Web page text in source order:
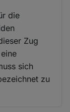
die
Zug
sich
zu